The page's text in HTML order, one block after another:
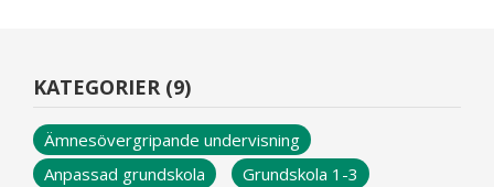
KATEGORIER (9)
Ämnesövergripande undervisning
Anpassad grundskola
Grundskola 1-3